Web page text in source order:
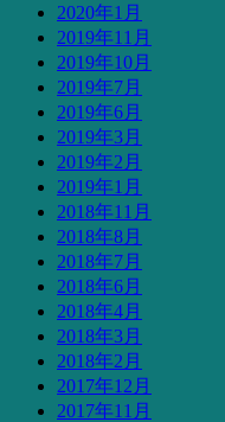
2020年1月
2019年11月
2019年10月
2019年7月
2019年6月
2019年3月
2019年2月
2019年1月
2018年11月
2018年8月
2018年7月
2018年6月
2018年4月
2018年3月
2018年2月
2017年12月
2017年11月